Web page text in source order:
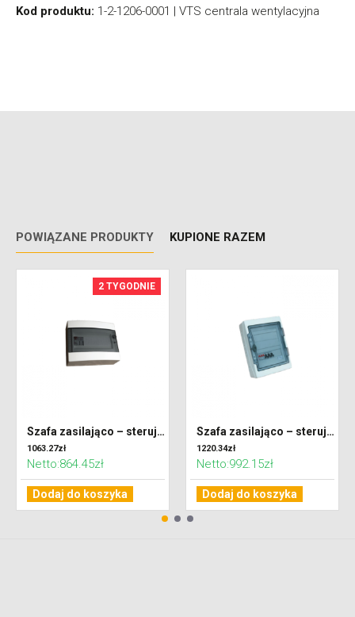
Kod produktu: 1-2-1206-0001 | VTS centrala wentylacyjna
POWIĄZANE PRODUKTY KUPIONE RAZEM
2 TYGODNIE
Szafa zasilająco – sterująca VS 10-75 CG OPTIMA
1063.27zł
Netto:864.45zł
Dodaj do koszyka
Szafa zasilająco – sterująca VS 40-150 CG OPTIMA SUP-EXH
1220.34zł
Netto:992.15zł
Dodaj do koszyka